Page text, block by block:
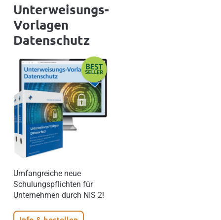
Unterweisungs-
Vorlagen
Datenschutz
Umfangreiche neue
Schulungspflichten für
Unternehmen durch NIS 2!